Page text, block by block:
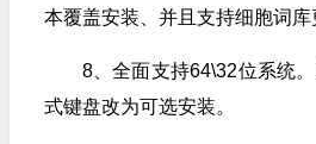
本覆盖安装、并且支持细胞词库
8、全面支持64\32位系统
式键盘改为可选安装。